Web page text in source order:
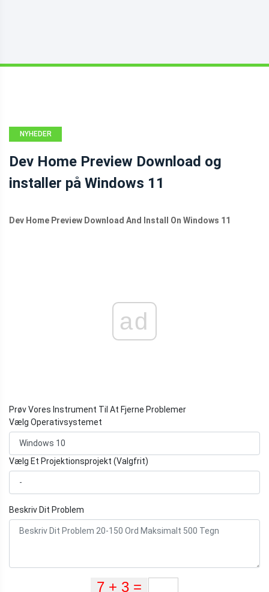
NYHEDER
Dev Home Preview Download og
installer på Windows 11
Dev Home Preview Download And Install On Windows 11
ad
Prøv Vores Instrument Til At Fjerne Problemer
Vælg Operativsystemet
Vælg Et Projektionsprojekt (Valgfrit)
Beskriv Dit Problem